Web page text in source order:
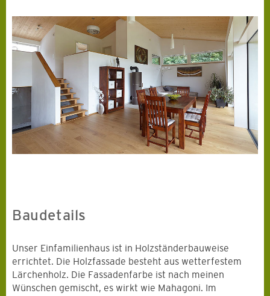
Baudetails
Unser Einfamilienhaus ist in Holzständerbauweise
errichtet. Die Holzfassade besteht aus wetterfestem
Lärchenholz. Die Fassadenfarbe ist nach meinen
Wünschen gemischt, es wirkt wie Mahagoni. Im